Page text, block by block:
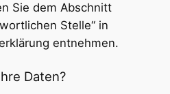
Sie dem Abschnitt
Stelle“ in
entnehmen.
Daten?